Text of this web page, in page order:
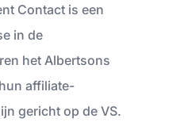
Contact is een
in de
het Albertsons
affiliate-
gericht op de VS.